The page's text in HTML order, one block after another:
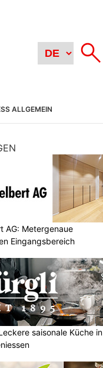
ALLGEMEIN
AG: Metergenaue
Eingangsbereich
saisonale Küche in